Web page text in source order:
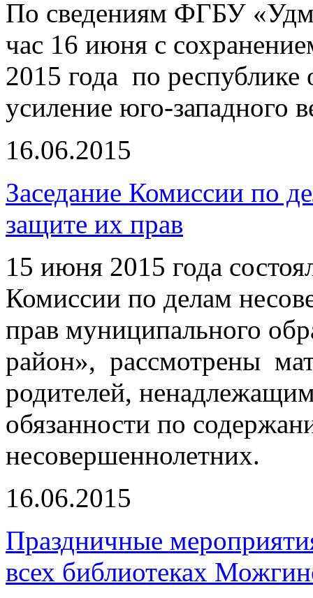
По сведениям ФГБУ
час 16 июня с
2015 года по
усиление юго-западного
16.06.2015
Заседание Комиссии по
защите их прав
15 июня 2015 года
Комиссии по делам
прав муниципального
район», рассмотрены
родителей,
обязанности по
несовершеннолетних.
16.06.2015
Праздничные
всех библиотеках